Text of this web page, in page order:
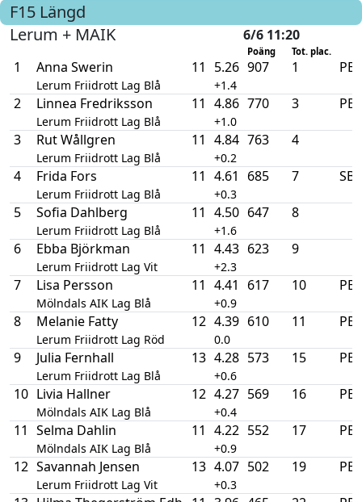
F15 Längd
Lerum + MAIK
6/6 11:20
Poäng Tot. plac.
1 Anna Swerin
Lerum Friidrott Lag Blå
11 5.26
+1.4
907 1 PB
2 Linnea Fredriksson
Lerum Friidrott Lag Blå
11 4.86
+1.0
770 3 PB
3 Rut Wållgren
Lerum Friidrott Lag Blå
11 4.84
+0.2
763 4
4 Frida Fors
Lerum Friidrott Lag Blå
11 4.61
+0.3
685 7 SB
5 Sofia Dahlberg
Lerum Friidrott Lag Blå
11 4.50
+1.6
647 8
6 Ebba Björkman
Lerum Friidrott Lag Vit
11 4.43
+2.3
623 9
7 Lisa Persson
Mölndals AIK Lag Blå
11 4.41
+0.9
617 10 PB
8 Melanie Fatty
Lerum Friidrott Lag Röd
12 4.39
0.0
610 11 PB
9 Julia Fernhall
Lerum Friidrott Lag Blå
13 4.28
+0.6
573 15 PB
10 Livia Hallner
Mölndals AIK Lag Blå
12 4.27
+0.4
569 16 PB
11 Selma Dahlin
Mölndals AIK Lag Blå
11 4.22
+0.9
552 17 PB
12 Savannah Jensen
Lerum Friidrott Lag Vit
13 4.07
+0.3
502 19 PB